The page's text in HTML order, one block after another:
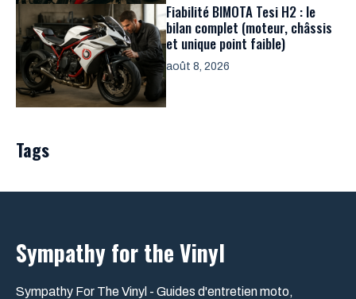
Fiabilité BIMOTA Tesi H2 : le
bilan complet (moteur, châssis
et unique point faible)
août 8, 2026
Tags
Sympathy for the Vinyl
Sympathy For The Vinyl - Guides d'entretien moto,